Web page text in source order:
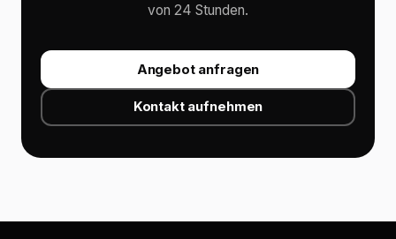
von 24 Stunden.
Angebot anfragen
Kontakt aufnehmen